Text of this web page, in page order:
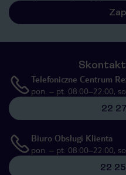
Telefoniczne Centrum
pon. – pt. 08:00–22:00,
22
Biuro Obsługi Klienta
pon. – pt. 08:00–22:00,
22